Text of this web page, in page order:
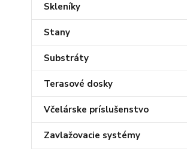
Skleníky
Stany
Substráty
Terasové dosky
Včelárske príslušenstvo
Zavlažovacie systémy